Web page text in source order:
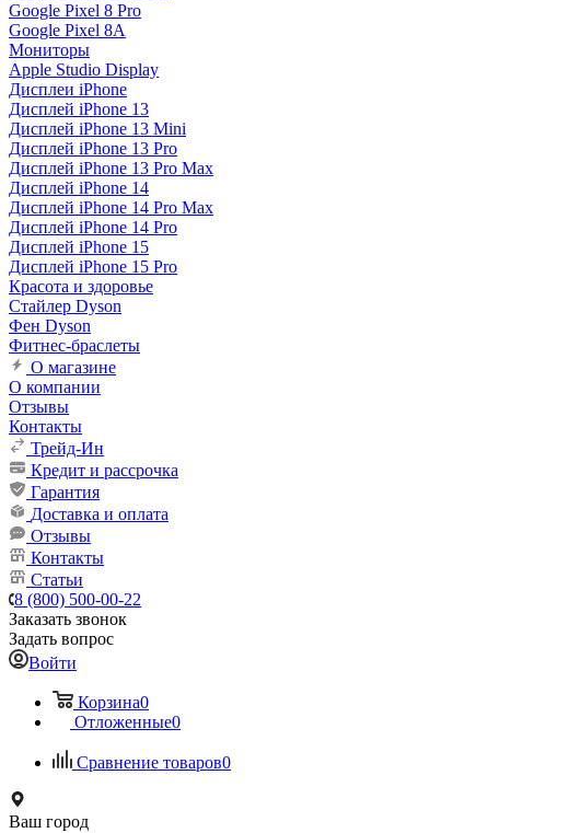
Google Pixel 8 Pro
Google Pixel 8A
Мониторы
Apple Studio Display
Дисплеи iPhone
Дисплей iPhone 13
Дисплей iPhone 13 Mini
Дисплей iPhone 13 Pro
Дисплей iPhone 13 Pro Max
Дисплей iPhone 14
Дисплей iPhone 14 Pro Max
Дисплей iPhone 14 Pro
Дисплей iPhone 15
Дисплей iPhone 15 Pro
Красота и здоровье
Стайлер Dyson
Фен Dyson
Фитнес-браслеты
О магазине
О компании
Отзывы
Контакты
Трейд-Ин
Кредит и рассрочка
Гарантия
Доставка и оплата
Отзывы
Контакты
Статьи
8 (800) 500-00-22
Заказать звонок
Задать вопрос
Войти
Корзина0
Отложенные0
Сравнение товаров0
Ваш город